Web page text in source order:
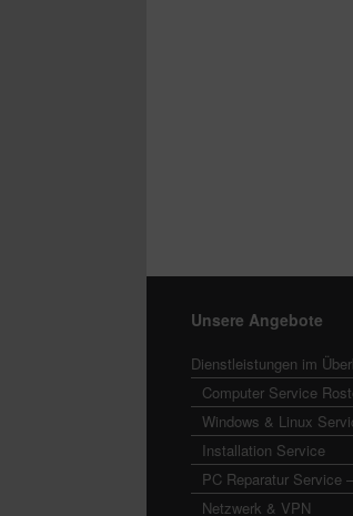
Unsere Angebote
Dienstleistungen im
Computer Service
Windows & Linux
Installation Service
PC Reparatur Service
Netzwerk & VPN